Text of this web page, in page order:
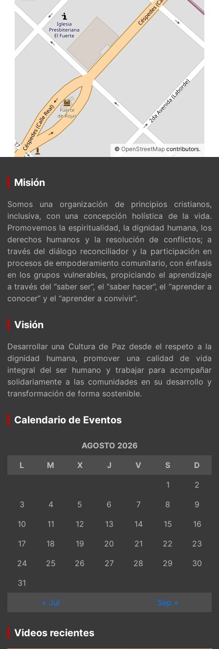
© OpenStreetMap contributors.
Misión
Somos una organización de principios cristianos,
inclusiva, con una concepción holística de la vida.
Promovemos la espiritualidad, la dignidad humana, los
derechos humanos y la resolución de conflictos; a
través del diálogo reconciliador y la participación en
procesos de empoderamiento comunitario, con énfasis
en los grupos vulnerables, propiciando el aprendizaje
a través del “saber ser”, el “saber hacer”, el “aprender a
conocer” y el “aprender a convivir”.
Visión
Desarrollar una Cultura de Paz desde el respeto a la
dignidad humana, promover una calidad de vida
integral del ser humano y trabajar para acompañar
solidariamente a las comunidades en su desarrollo y
transformación de forma sostenible.
Calendario de Eventos
AGOSTO 2026
L
M X J V S
D
1
2
3
4 5 6 7 8
9
10
11 12 13 14 15
16
17
18 19 20 21 22
23
24
25 26 27 28 29
30
31
« Jul
Sep »
Videos recientes